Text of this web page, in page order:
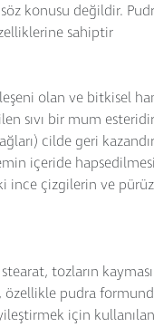
konusu değildir.
sahiptir
olan ve bitkisel
sıvı bir mum
cilde geri
içeride
ince çizgilerin ve
tozların
özellikle pudra
için